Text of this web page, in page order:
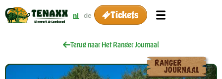
nl de Tickets
Terug naar Het Ranger Journaal